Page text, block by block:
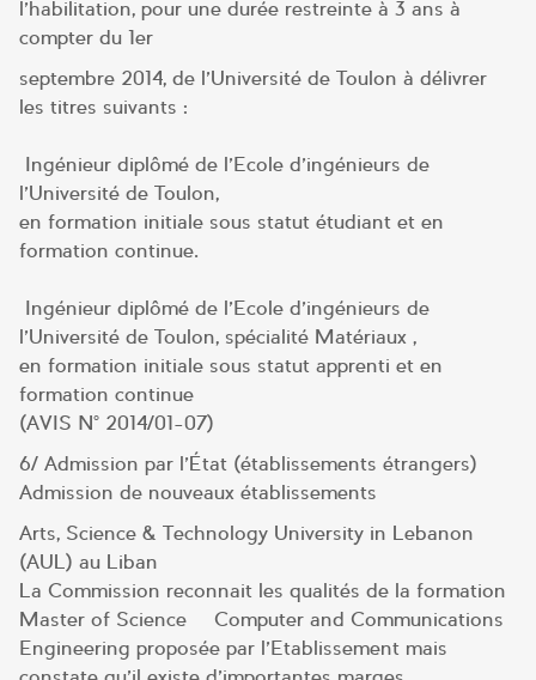
l’habilitation, pour une durée restreinte à 3 ans à
compter du 1er
septembre 2014, de l’Université de Toulon à délivrer
les titres suivants :
Ingénieur diplômé de l’Ecole d’ingénieurs de
l’Université de Toulon,
en formation initiale sous statut étudiant et en
formation continue.
Ingénieur diplômé de l’Ecole d’ingénieurs de
l’Université de Toulon, spécialité Matériaux ,
en formation initiale sous statut apprenti et en
formation continue
(AVIS N° 2014/01-07)
6/ Admission par l’État (établissements étrangers) –
Admission de nouveaux établissements
Arts, Science & Technology University in Lebanon
(AUL) au Liban
La Commission reconnait les qualités de la formation
Master of Science – Computer and Communications
Engineering proposée par l’Etablissement mais